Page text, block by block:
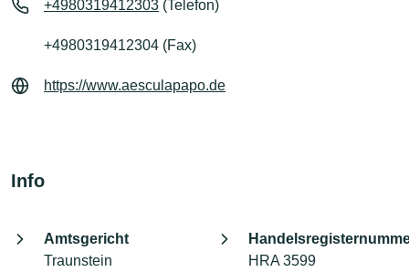
+4980319412303 (Telefon)
+4980319412304 (Fax)
https://www.aesculapapo.de
Info
Amtsgericht
Traunstein
HRA 3599